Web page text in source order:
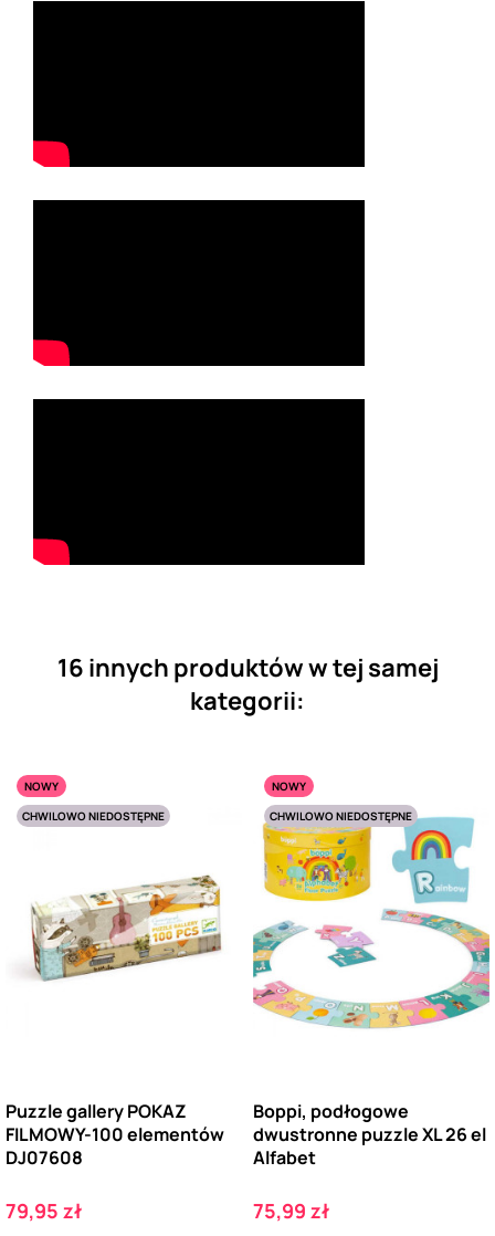
16 innych produktów w tej samej
kategorii:
NOWY
CHWILOWO NIEDOSTĘPNE
Puzzle gallery POKAZ
FILMOWY-100 elementów
DJ07608
Cena
79,95 zł
NOWY
CHWILOWO NIEDOSTĘPNE
Boppi, podłogowe
dwustronne puzzle XL 26 el
Alfabet
Cena
75,99 zł